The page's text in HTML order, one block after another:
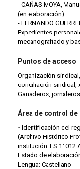
- CAÑAS MOYA,
(en elaboración).
- FERNANDO
Expedientes
mecanografiado y
Puntos de acceso
Organización
conciliación sindical,
Ganaderos, jornaleros
Área de control
◦ Identificación del
(Archivo Histórico
institución:
Estado de
Lengua: Castellano